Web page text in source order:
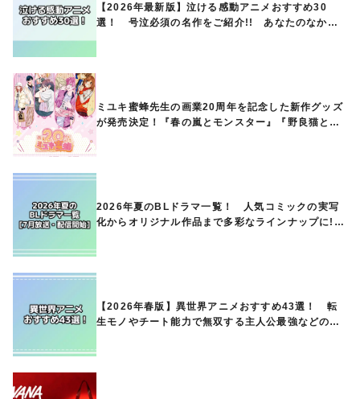
【2026年最新版】泣ける感動アニメおすすめ30
選！ 号泣必須の名作をご紹介!! あなたのなかの
ミユキ蜜蜂先生の画業20周年を記念した新作グッズ
が発売決定！『春の嵐とモンスター』『野良猫と
2026年夏のBLドラマ一覧！ 人気コミックの実写
化からオリジナル作品まで多彩なラインナップに!!
【2026年春版】異世界アニメおすすめ43選！ 転
生モノやチート能力で無双する主人公最強などの人